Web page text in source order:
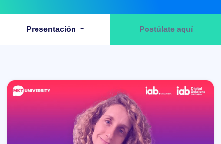
Presentación Postúlate aquí